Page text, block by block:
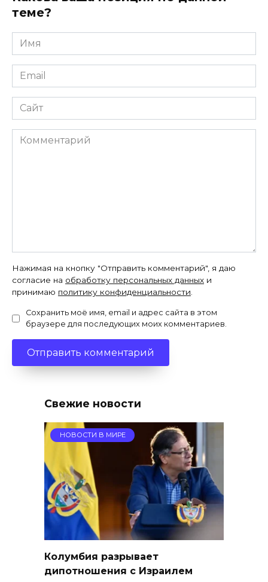
теме?
Имя
*
Email
*
Сайт
Комментарий
Нажимая на кнопку "Отправить комментарий", я даю
согласие на обработку персональных данных и
принимаю политику конфиденциальности
Сохранить моё имя, email и адрес сайта в этом
браузере для последующих моих комментариев.
Свежие новости
НОВОСТИ В МИРЕ
Колумбия разрывает
дипотношения с Израилем